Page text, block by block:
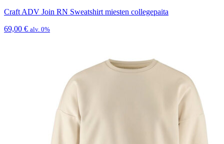
Craft ADV Join RN Sweatshirt miesten collegepaita
69,00 € alv. 0%